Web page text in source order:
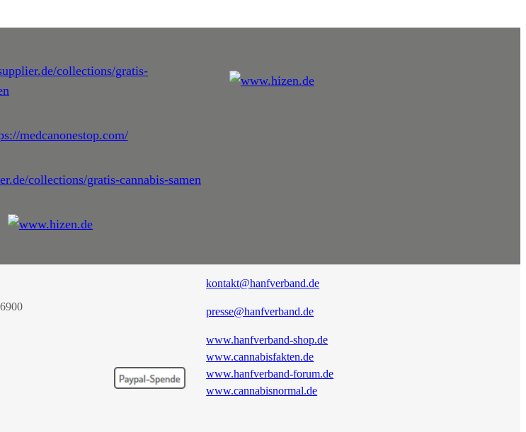
kontakt@hanfverband.de
presse@hanfverband.de
www.hanfverband-shop.de
www.cannabisfakten.de
www.hanfverband-forum.de
www.cannabisnormal.de